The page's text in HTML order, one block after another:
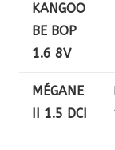
KANGOO
BE BOP
1.6 8V
MÉGANE
II 1.5 DCI